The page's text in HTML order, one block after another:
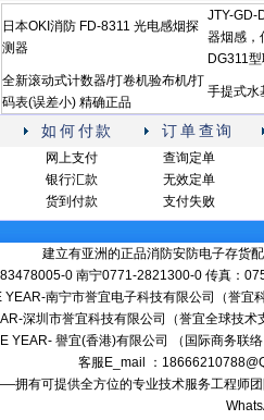
日本OKI消防 FD-8311 光电感烟探
测器
JTY-GD-
器烟感，
DG311
全新滚动式计数器/打卷机验布机/打
码表(误差小) 精确正品
手提式水
如何付款 订单查询
网上支付
银行汇款
货到付款
查询定单
无效定单
支付失败
建立有亚洲的正品消防安防电子存货
0 南宁0771-2821300-0 传真：
YEAR-南宁市誉宜电子科技有限公司（誉
深圳市誉宜科技有限公司（誉宜全球技
YEAR- 譽宜(香港)有限公司 （国际商务联
客服E_mail ：
有可提供全方位的专业技术服务工程师